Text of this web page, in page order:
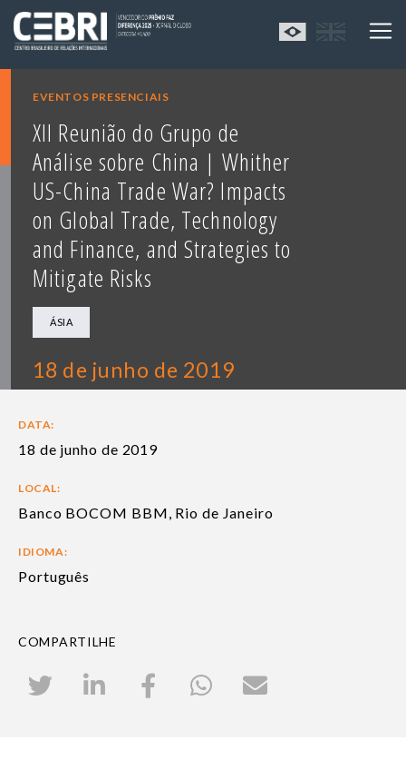
EVENTOS PRESENCIAIS
XII Reunião do Grupo de
Análise sobre China | Whither
US-China Trade War? Impacts
on Global Trade, Technology
and Finance, and Strategies to
Mitigate Risks
ÁSIA
18 de junho de 2019
DATA:
18 de junho de 2019
LOCAL:
Banco BOCOM BBM, Rio de Janeiro
IDIOMA:
Português
COMPARTILHE